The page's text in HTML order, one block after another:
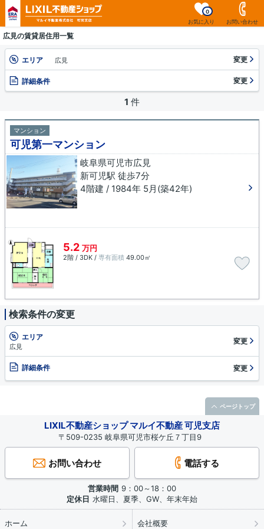
お気に入り
0
お問い合わせ
広見の賃貸居住用一覧
エリア 広見 変更
詳細条件 変更
1 件
マンション
可児第一マンション
岐阜県可児市広見
新可児駅 徒歩7分
4階建 / 1984年 5月(築42年)
5.2 万円
2階 / 3DK / 専有面積 49.00㎡
検索条件の変更
エリア
広見
変更
詳細条件 変更
LIXIL不動産ショップ マルイ不動産 可児支店
〒509-0235 岐阜県可児市桜ケ丘７丁目9
お問い合わせ 電話する
営業時間 9：00～18：00
定休日 水曜日、夏季、GW、年末年始
ホーム 会社概要
ページトップ